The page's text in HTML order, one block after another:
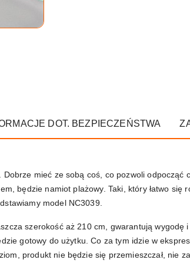
DOT. BEZPIECZEŃSTWA
mieć ze sobą coś, co pozwoli odpocząć
będzie namiot plażowy. Taki, który łatwo się
model NC3039.
szerokość aż 210 cm, gwarantują
gotowy do użytku. Co za tym idzie w
produkt nie będzie się przemieszczał, nie